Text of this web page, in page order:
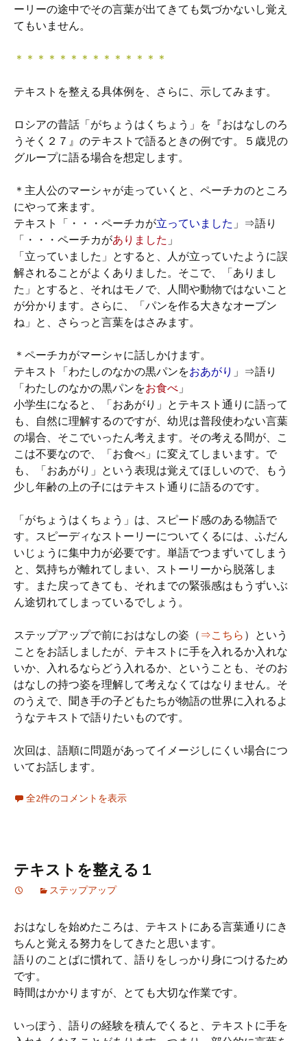
ーリーの途中でその言葉が出てきても気づかないし覚え
てもいません。
＊＊＊＊＊＊＊＊＊＊＊＊＊＊
テキストを整える具体例を、さらに、示してみます。
ロシアの昔話「がちょうはくちょう」を『おはなしのろ
うそく２７』のテキストで語るときの例です。５歳児の
グループに語る場合を想定します。
＊主人公のマーシャが走っていくと、ペーチカのところ
にやって来ます。
テキスト「・・・ペーチカが立っていました 」⇒語り
「・・・ペーチカがありました 」
「立っていました」とすると、人が立っていたように誤
解されることがよくありました。そこで、「ありまし
た」とすると、それはモノで、人間や動物ではないこと
が分かります。さらに、「パンを作る大きなオーブン
ね」と、さらっと言葉をはさみます。
＊ペーチカがマーシャに話しかけます。
テキスト「わたしのなかの黒パンをおあがり 」⇒語り
「わたしのなかの黒パンをお食べ 」
小学生になると、「おあがり」とテキスト通りに語って
も、自然に理解するのですが、幼児は普段使わない言葉
の場合、そこでいったん考えます。その考える間が、こ
こは不要なので、「お食べ」に変えてしまいます。で
も、「おあがり」という表現は覚えてほしいので、もう
少し年齢の上の子にはテキスト通りに語るのです。
「がちょうはくちょう」は、スピード感のある物語で
す。スピーディなストーリーについてくるには、ふだん
いじょうに集中力が必要です。単語でつまずいてしまう
と、気持ちが離れてしまい、ストーリーから脱落しま
す。また戻ってきても、それまでの緊張感はもうずいぶ
ん途切れてしまっているでしょう。
ステップアップで前におはなしの姿（ ⇒こちら ）という
ことをお話しましたが、テキストに手を入れるか入れな
いか、入れるならどう入れるか、ということも、そのお
はなしの持つ姿を理解して考えなくてはなりません。そ
のうえで、聞き手の子どもたちが物語の世界に入れるよ
うなテキストで語りたいものです。
次回は、語順に問題があってイメージしにくい場合につ
いてお話します。
全2件のコメントを表示
テキストを整える１
ステップアップ
おはなしを始めたころは、テキストにある言葉通りにき
ちんと覚える努力をしてきたと思います。
語りのことばに慣れて、語りをしっかり身につけるため
です。
時間はかかりますが、とても大切な作業です。
いっぽう、語りの経験を積んでくると、テキストに手を